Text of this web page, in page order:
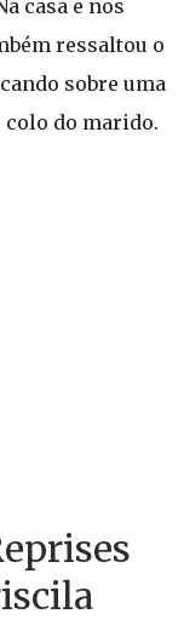
casa e nos
ressaltou o
sobre uma
colo do marido.